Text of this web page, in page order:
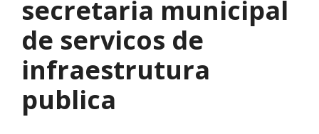
secretaria municipal
de servicos de
infraestrutura
publica